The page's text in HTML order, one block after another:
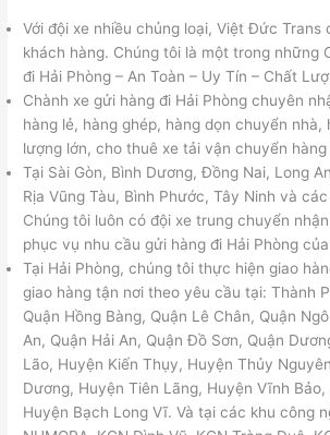
Với đội xe nhiều chủng loại, Việt Đức Trans
khách hàng. Chúng tôi là một trong những
đi Hải Phòng – An Toàn – Uy Tín – Chất
Chành xe gửi hàng đi Hải Phòng chuyên
hàng lẻ, hàng ghép, hàng dọn chuyển nhà,
lượng lớn, cho thuê xe tải vận chuyển hàng
Tại Sài Gòn, Bình Dương, Đồng Nai, Long
Rịa Vũng Tàu, Bình Phước, Tây Ninh và
Chúng tôi luôn có đội xe trung chuyển
phục vụ nhu cầu gửi hàng đi Hải Phòng
Tại Hải Phòng, chúng tôi thực hiện giao
giao hàng tận nơi theo yêu cầu tại: Thành
Quận Hồng Bàng, Quận Lê Chân, Quận
An, Quận Hải An, Quận Đồ Sơn, Quận
Lão, Huyện Kiến Thụy, Huyện Thủy
Dương, Huyện Tiên Lãng, Huyện Vĩnh
Huyện Bạch Long Vĩ. Và tại các khu công